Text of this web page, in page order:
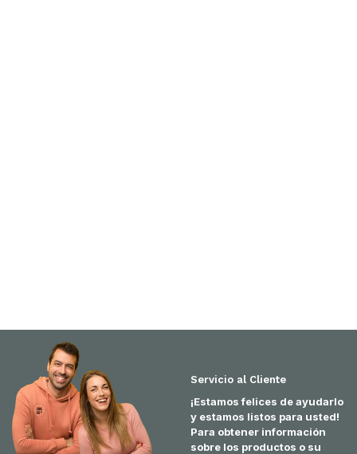
Servicio al Cliente
¡Estamos felices de ayudarlo
y estamos listos para usted!
Para obtener información
sobre los productos o su